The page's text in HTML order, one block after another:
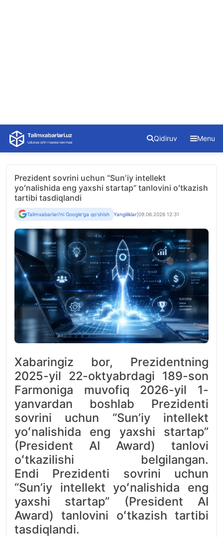
Skip
content
Qidiruv Menu
Prezident sovrini uchun “Sunʼiy intellekt
yoʻnalishida eng yaxshi startap” tanlovini oʻtkazish
tartibi tasdiqlandi
Talimxabarlari'ni Google'ga qo'shish Yangiliklar 09.06.2026 12:31
Xabaringiz bor, Prezidentning
2025-yil 22-oktyabrdagi 189-son
Farmoniga muvofiq 2026-yil 1-
yanvardan boshlab Prezidenti
sovrini uchun “Sunʼiy intellekt
yoʻnalishida eng yaxshi startap”
(President AI Award) tanlovi
oʻtkazilishi belgilangan.
Endi Prezidenti sovrini uchun
“Sunʼiy intellekt yoʻnalishida eng
yaxshi startap” (President AI
Award) tanlovini oʻtkazish tartibi
tasdiqlandi.